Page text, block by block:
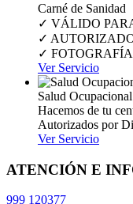
Carné de Sanidad
✓ VÁLIDO
✓
✓
Ver Servicio
Salud
Hacemos de tu
Autorizados por
Ver Servicio
ATENCIÓN E
999 120377